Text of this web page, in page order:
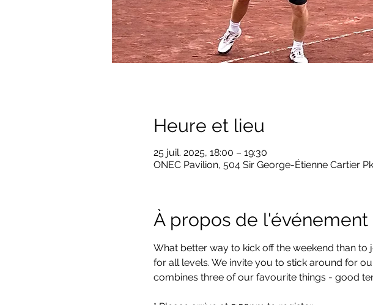
Heure et lieu
25 juil. 2025, 18:00 – 19:30
ONEC Pavilion, 504 Sir George-Étienne Cartier
À propos de l'événement
What better way to kick off the weekend than
for all levels. We invite you to stick around for
combines three of our favourite things - good